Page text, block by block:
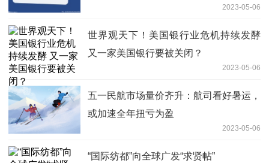
2023-05-06
世界观天下！美国银行业危机持续发酵
又一家美国银行要被关闭？
2023-05-06
五一民航市场量价齐升：航司看好暑运，
或加速全年扭亏为盈
2023-05-06
“国际纺都”向全球广发“求贤帖”